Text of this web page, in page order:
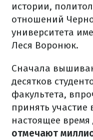
истории,
отношений
университета
Леся Воронюк.
Сначала
десятков
факультета,
принять участие
настоящее
отмечают